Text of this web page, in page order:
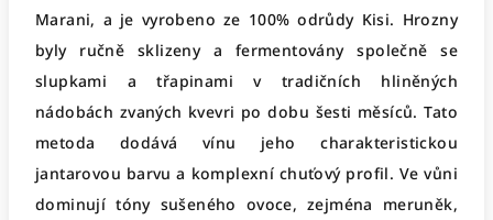
Marani, a je vyrobeno ze 100% odrůdy Kisi. Hrozny
byly ručně sklizeny a fermentovány společně se
slupkami a třapinami v tradičních hliněných
nádobách zvaných kvevri po dobu šesti měsíců. Tato
metoda dodává vínu jeho charakteristickou
jantarovou barvu a komplexní chuťový profil. Ve vůni
dominují tóny sušeného ovoce, zejména meruněk,